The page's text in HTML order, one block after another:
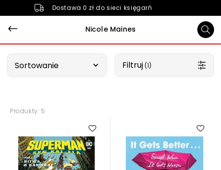
Dostawa 0 zł do sieci księgarń
Nicole Maines
Sortowanie Filtruj (1)
Produkty: 5